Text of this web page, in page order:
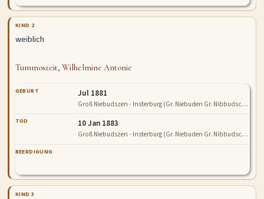
KIND 2
weiblich
Tummoszeit, Wilhelmine Antonie
GEBURT Jul 1881
Groß Niebudszen - Insterburg (Gr. Niebuden Gr. Nibbudschen Niebudszen Gr. Niebudschen Steinsee)
TOD 10 Jan 1883
Groß Niebudszen - Insterburg (Gr. Niebuden Gr. Nibbudschen Niebudszen Gr. Niebudschen Steinsee)
BEERDIGUNG
KIND 3